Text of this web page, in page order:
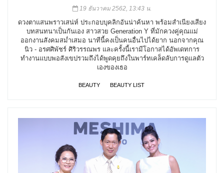
19 ธันวาคม 2562, 13:43 น.
ดวงตาแสนพราวเสน่ห์ ประกอบบุคลิกอันน่าค้นหา พร้อมสำเนียงเสียง
บทสนทนาเป็นกันเอง สาวสวย Generation Y ที่มักควงคู่คุณแม่
ออกงานสังคมสม่ำเสมอ นาทีนี้คงเป็นคนอื่นไปได้ยาก นอกจากคุณ
นิว - อรศศิพัชร์ ศิริวรรณพร และครั้งนี้เรามีโอกาสได้อัพเดทการ
ทำงานแบบพอสังเขปรวมถึงได้พูดคุยถึงในพาร์ทเคล็ดลับการดูแลตัว
เองของเธอ
BEAUTY BEAUTY LIST